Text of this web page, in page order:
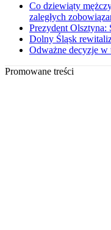
Co dziewiąty
zaległych
Prezydent
Dolny Śląsk
Odważne decyzje w
Promowane treści